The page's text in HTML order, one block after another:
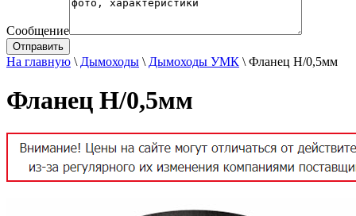
Сообщение
На главную \ Дымоходы \ Дымоходы УМК \ Фланец Н/0,5мм
Фланец Н/0,5мм